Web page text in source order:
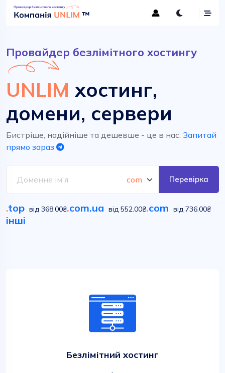
Провайдер безлімітного хостингу
UNLIM хостинг,
домени, сервери
Бистріше, надійніше та дешевше - це в нас. Запитай
прямо зараз
Перевірка
.top від 368.00₴.com.ua від 552.00₴.com від 736.00₴
інші
Безлімітний хостинг